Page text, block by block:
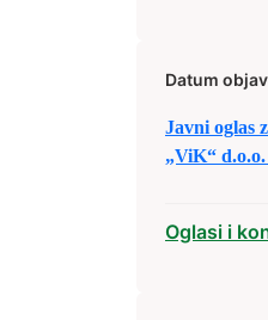
Datum
Javni oglas
„ViK“
Oglasi i